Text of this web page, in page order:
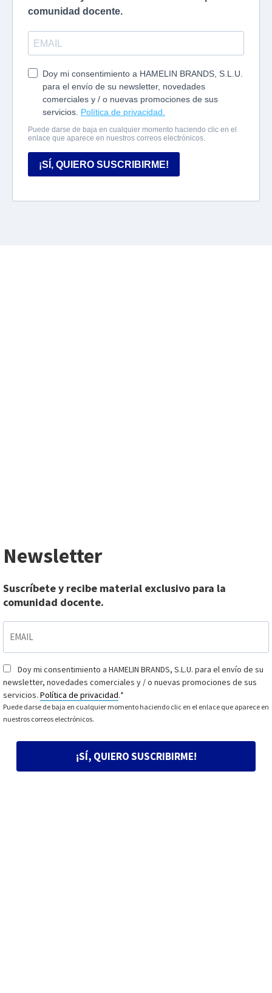
Newsletter
Suscríbete y recibe material exclusivo para la
comunidad docente.
Consentimiento*
Doy mi consentimiento a HAMELIN BRANDS, S.L.U. para el envío de su
newsletter, novedades comerciales y / o nuevas promociones de sus
servicios. Política de privacidad.*
Puede darse de baja en cualquier momento haciendo clic en el enlace que aparece en
nuestros correos electrónicos.